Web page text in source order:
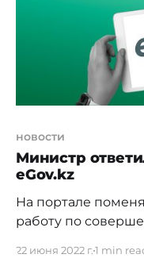
принято решение
представительств
новости
Министр
eGov.kz
На портале
работу по
22 июня 2022 г.1 min